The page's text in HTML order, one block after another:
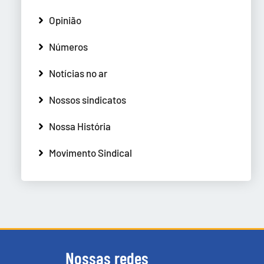
Opinião
Números
Notícias no ar
Nossos sindicatos
Nossa História
Movimento Sindical
Nossas redes